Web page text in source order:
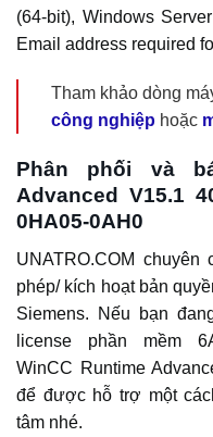
(64-bit), Windows
Email address required
Tham khảo dòng
công nghiệp hoặc
Phân phối và
Advanced V15.1
0HA05-0AH0
UNATRO.COM chuyên
phép/ kích hoạt bản
Siemens. Nếu bạn
license phần mềm
WinCC Runtime
để được hỗ trợ một
tâm nhé.